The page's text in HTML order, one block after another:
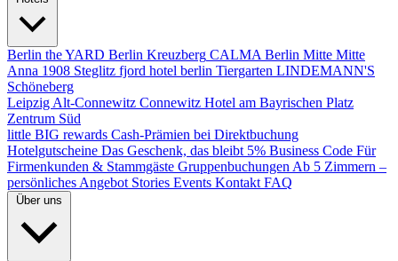
Berlin the YARD Berlin Kreuzberg CALMA Berlin Mitte Mitte
Anna 1908 Steglitz fjord hotel berlin Tiergarten LINDEMANN'S
Schöneberg
Leipzig Alt-Connewitz Connewitz Hotel am Bayrischen Platz
Zentrum Süd
little BIG rewards Cash-Prämien bei Direktbuchung
Hotelgutscheine Das Geschenk, das bleibt 5% Business Code Für
Firmenkunden & Stammgäste Gruppenbuchungen Ab 5 Zimmern –
persönliches Angebot Stories Events Kontakt FAQ